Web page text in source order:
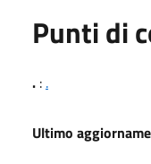
Punti di
. : .
Ultimo